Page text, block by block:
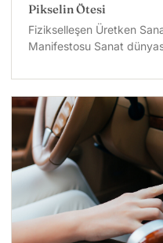
Pikselin Ötesi
Fizikselleşen Üretken
Manifestosu Sanat